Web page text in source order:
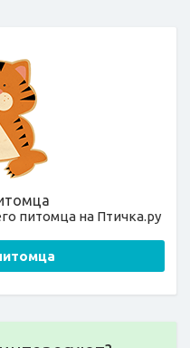
питомца на Птичка.ру